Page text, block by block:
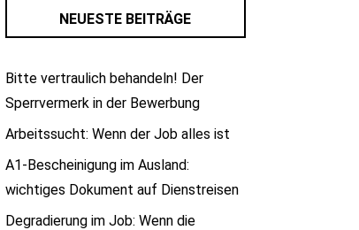
NEUESTE BEITRÄGE
Bitte vertraulich behandeln! Der
Sperrvermerk in der Bewerbung
Arbeitssucht: Wenn der Job alles ist
A1-Bescheinigung im Ausland:
wichtiges Dokument auf Dienstreisen
Degradierung im Job: Wenn die